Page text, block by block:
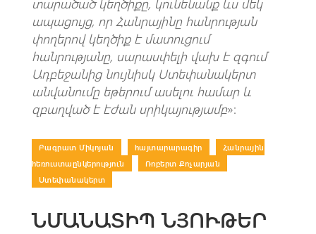
ապացույց, որ Հանրայինը հանրության
փողերով կեղծիք է մատուցում
հանրությանը, սարասփելի վախ է զգում
Ադբեջանից նույնիսկ Ստեփանակերտ
անվանումը եթերում ասելու համար և
զբաղված է էժան սրիկայությամբ»:
Բագրատ Միկոյան հայտարարագիր
Հանրային
հեռուստաընկերություն
Ռոբերտ Քոչարյան
Ստեփանակերտ
ՆՄԱՆԱՏԻՊ ՆՅՈՒԹԵՐ